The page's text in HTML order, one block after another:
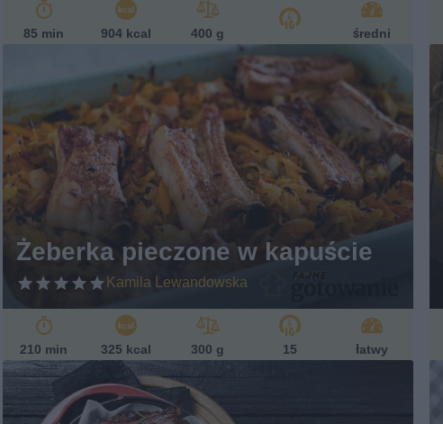
85 min 904 kcal 400 g średni
Żeberka pieczone w kapuście
Kamila Lewandowska
210 min 325 kcal 300 g 15 łatwy